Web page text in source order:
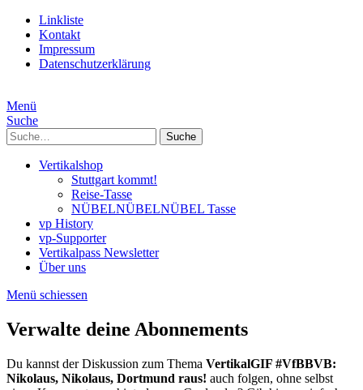
Linkliste
Kontakt
Impressum
Datenschutzerklärung
Menü
Suche
Suche
Vertikalshop
Stuttgart kommt!
Reise-Tasse
NÜBELNÜBELNÜBEL Tasse
vp History
vp-Supporter
Vertikalpass Newsletter
Über uns
Menü schiessen
Verwalte deine Abonnements
Du kannst der Diskussion zum Thema VertikalGIF #VfBBVB:
Nikolaus, Nikolaus, Dortmund raus! auch folgen, ohne selbst